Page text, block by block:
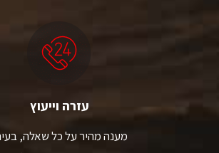
עזרה וייעוץ
מענה מהיר על כל שאלה,